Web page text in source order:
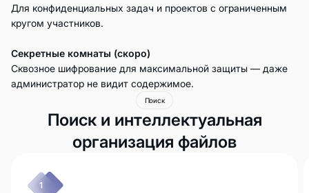
Для конфиденциальных задач и проектов с ограниченным
кругом участников.
Секретные комнаты (скоро)
Сквозное шифрование для максимальной защиты — даже
администратор не видит содержимое.
Поиск
Поиск и интеллектуальная
организация файлов
1